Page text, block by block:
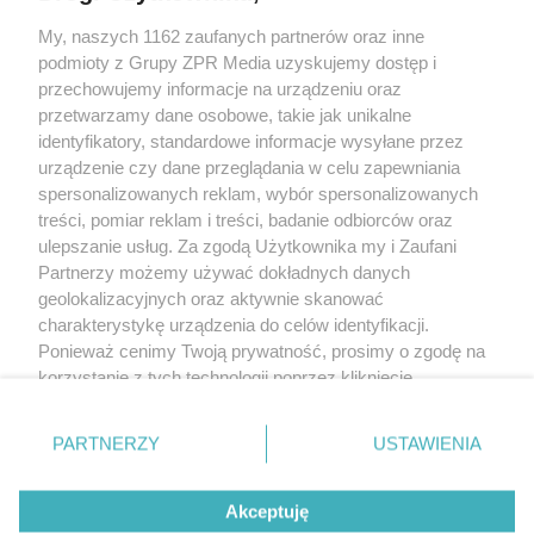
Żaden utwór zamieszczony w serwisie nie może być powielany i
rozpowszechniany lub dalej rozpowszechniany w jakikolwiek sposób (w
tym także elektroniczny lub mechaniczny) na jakimkolwiek polu
eksploatacji w jakiejkolwiek formie, włącznie z umieszczaniem w
Internecie bez pisemnej zgody właściciela praw. Jakiekolwiek użycie lub
wykorzystanie utworów w całości lub w części z naruszeniem prawa, tzn.
bez właściwej zgody, jest zabronione pod groźbą kary i może być ścigane
prawnie.
O nas
Informacje prawne
Nasze serwisy
© 2026 Grupa ZPR Media
My, naszych 1162 zaufanych partnerów oraz inne
podmioty z Grupy ZPR Media uzyskujemy dostęp i
przechowujemy informacje na urządzeniu oraz
przetwarzamy dane osobowe, takie jak unikalne
identyfikatory, standardowe informacje wysyłane przez
urządzenie czy dane przeglądania w celu zapewniania
spersonalizowanych reklam, wybór spersonalizowanych
treści, pomiar reklam i treści, badanie odbiorców oraz
ulepszanie usług. Za zgodą Użytkownika my i Zaufani
Partnerzy możemy używać dokładnych danych
geolokalizacyjnych oraz aktywnie skanować
charakterystykę urządzenia do celów identyfikacji.
Ponieważ cenimy Twoją prywatność, prosimy o zgodę na
korzystanie z tych technologii poprzez kliknięcie
zmienić/wycofać klikając przycisk ustawień prywatności
znajdujący się w lewym dolnym rogu strony
rodzaje przetwarzania danych nie wymagają zgody
użytkownika, ale masz prawo sprzeciwić się takiemu
PARTNERZY USTAWIENIA
Akceptuję